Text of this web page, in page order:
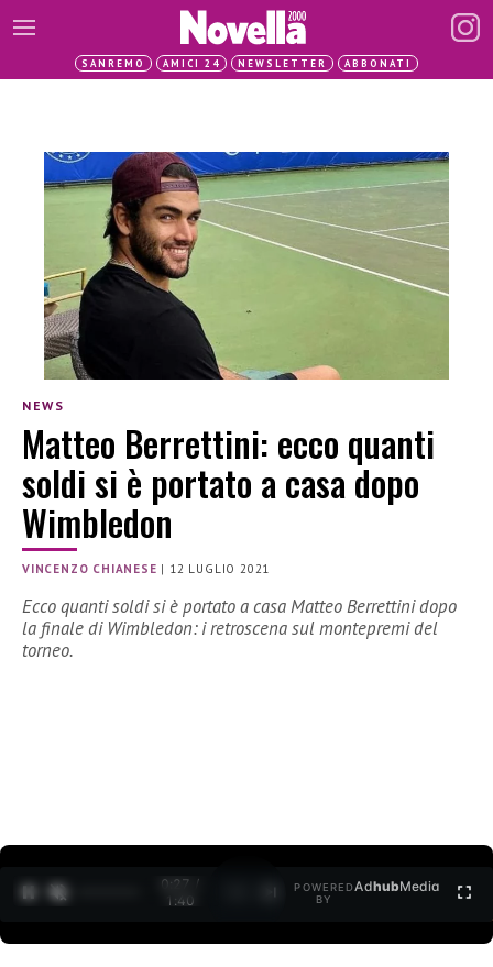
SANREMO AMICI 24 NEWSLETTER ABBONATI
NEWS
Matteo Berrettini: ecco quanti
soldi si è portato a casa dopo
Wimbledon
VINCENZO CHIANESE | 12 LUGLIO 2021
Ecco quanti soldi si è portato a casa Matteo Berrettini dopo
la finale di Wimbledon: i retroscena sul montepremi del
torneo.
0:27 /
1:40
POWERED
BY
AdhubMedia